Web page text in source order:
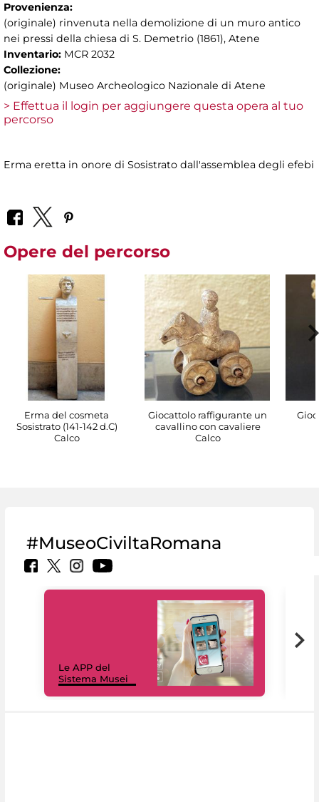
Provenienza:
(originale) rinvenuta nella demolizione di un muro antico
nei pressi della chiesa di S. Demetrio (1861), Atene
Inventario: MCR 2032
Collezione:
(originale) Museo Archeologico Nazionale di Atene
> Effettua il login per aggiungere questa opera al tuo
percorso
Erma eretta in onore di Sosistrato dall'assemblea degli efebi
Opere del percorso
Erma del cosmeta
Sosistrato (141-142 d.C)
Calco
Giocattolo raffigurante un
cavallino con cavaliere
Calco
#MuseoCiviltaRomana
Le APP del
Sistema Musei